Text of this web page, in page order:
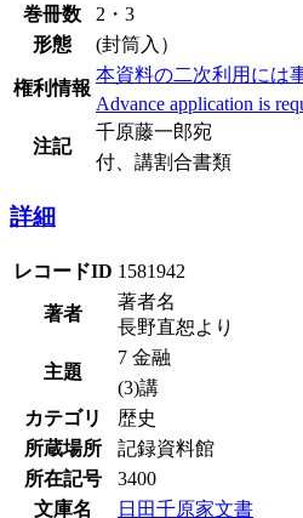
巻冊数
2・3
形態
(封筒入）
権利情報
本資料の二次利用には
Advance application is
注記
千原藤一郎宛
付、講割合書類
詳細
レコードID 1581942
著者
著者名
長野直恕より
主題
7 金融
(3)講
カテゴリ
歴史
所蔵場所
記録資料館
所在記号
3400
文庫名
日田千原家文書